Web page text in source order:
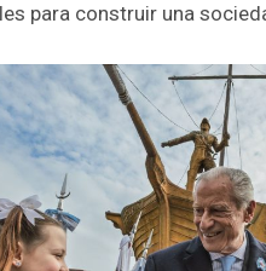
para construir una